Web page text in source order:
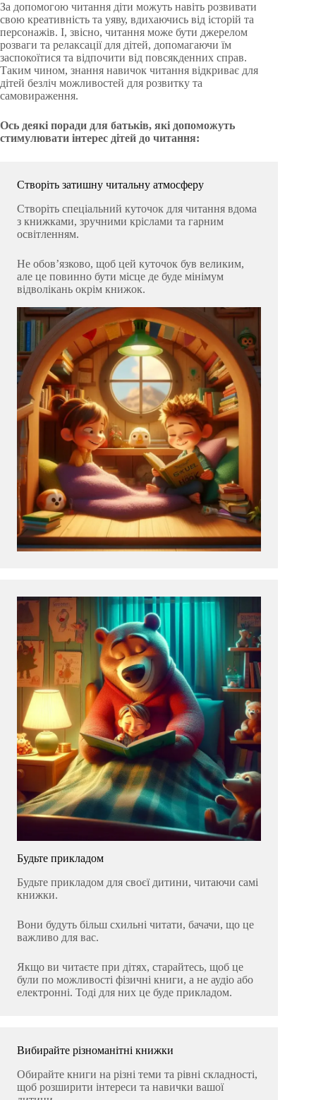
За допомогою читання діти можуть навіть розвивати
свою креативність та уяву, вдихаючись від історій та
персонажів. І, звісно, читання може бути джерелом
розваги та релаксації для дітей, допомагаючи їм
заспокоїтися та відпочити від повсякденних справ.
Таким чином, знання навичок читання відкриває для
дітей безліч можливостей для розвитку та
самовираження.
Ось деякі поради для батьків, які допоможуть
стимулювати інтерес дітей до читання:
Створіть затишну читальну атмосферу
Створіть спеціальний куточок для читання вдома
з книжками, зручними кріслами та гарним
освітленням.
Не обовʼязково, щоб цей куточок був великим,
але це повинно бути місце де буде мінімум
відволікань окрім книжок.
Будьте прикладом
Будьте прикладом для своєї дитини, читаючи самі
книжки.
Вони будуть більш схильні читати, бачачи, що це
важливо для вас.
Якщо ви читаєте при дітях, старайтесь, щоб це
були по можливості фізичні книги, а не аудіо або
електронні. Тоді для них це буде прикладом.
Вибирайте різноманітні книжки
Обирайте книги на різні теми та рівні складності,
щоб розширити інтереси та навички вашої